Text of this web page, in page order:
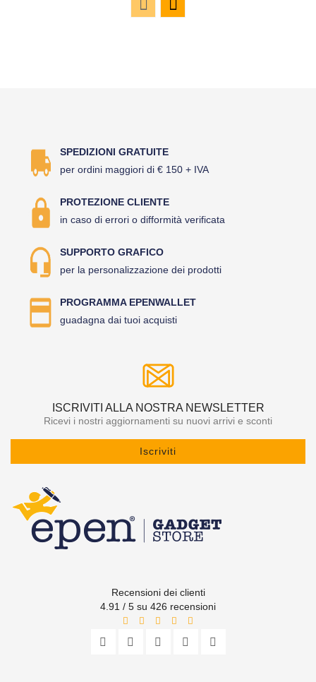
SPEDIZIONI GRATUITE
per ordini maggiori di € 150 + IVA
PROTEZIONE CLIENTE
in caso di errori o difformità verificata
SUPPORTO GRAFICO
per la personalizzazione dei prodotti
PROGRAMMA EPENWALLET
guadagna dai tuoi acquisti
ISCRIVITI ALLA NOSTRA NEWSLETTER
Ricevi i nostri aggiornamenti su nuovi arrivi e sconti
Iscriviti
Recensioni dei clienti
4.91 / 5 su 426 recensioni